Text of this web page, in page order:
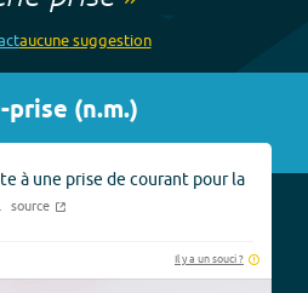
aucunesuggestion
prise (n.m.)
à une prise de courant pour la
source
Il y a un souci ?